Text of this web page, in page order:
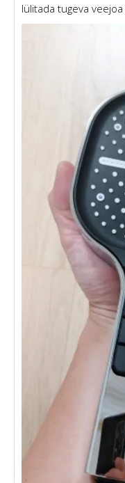
lülitada tugeva